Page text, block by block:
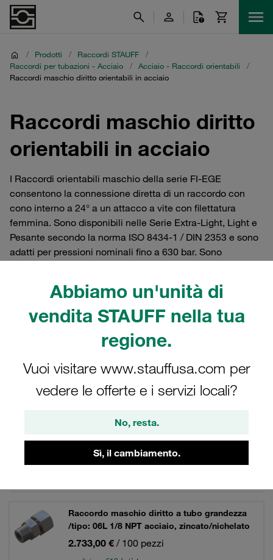
Abbiamo un'unità di
vendita STAUFF nella tua
regione.
Vuoi visitare www.stauffusa.com per
vedere le offerte e i servizi locali?
No, resta.
Sì, il cambiamento.
/ Prodotti / Raccordi STAUFF
/
Raccordi per tubazioni - Acciaio
/ Acciaio - Raccordi orientabili
/
Raccordi maschio diritto orientabili in acciaio
Raccordi maschio diritto
orientabili in acciaio
I Raccordi orientabili maschio della serie FI-EGE
consentono la connessione diretta di un raccordo con
cono interno a 24° a un attacco a vite con filettatura
femmina. Sono disponibili nelle Serie Extra-Light, Light e
Pesante secondo la norma ISO 8434-1 / DIN 2353 e sono
adatti per pressioni nominali fino a 630 bar. Sono
acciaio con conicità interna di 24°. Per l'oleodinamica.
Acciaio - Raccordi orientabili
Raccordo maschio diritto a tubo grandezza
/tipo: 06L 1/8 NPT acciaio, zincato/nichelato
2.733,00 € / 100 pezzi